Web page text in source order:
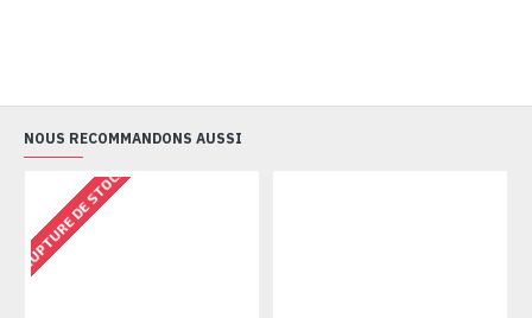
NOUS RECOMMANDONS AUSSI
RUPTURE DE STOCK